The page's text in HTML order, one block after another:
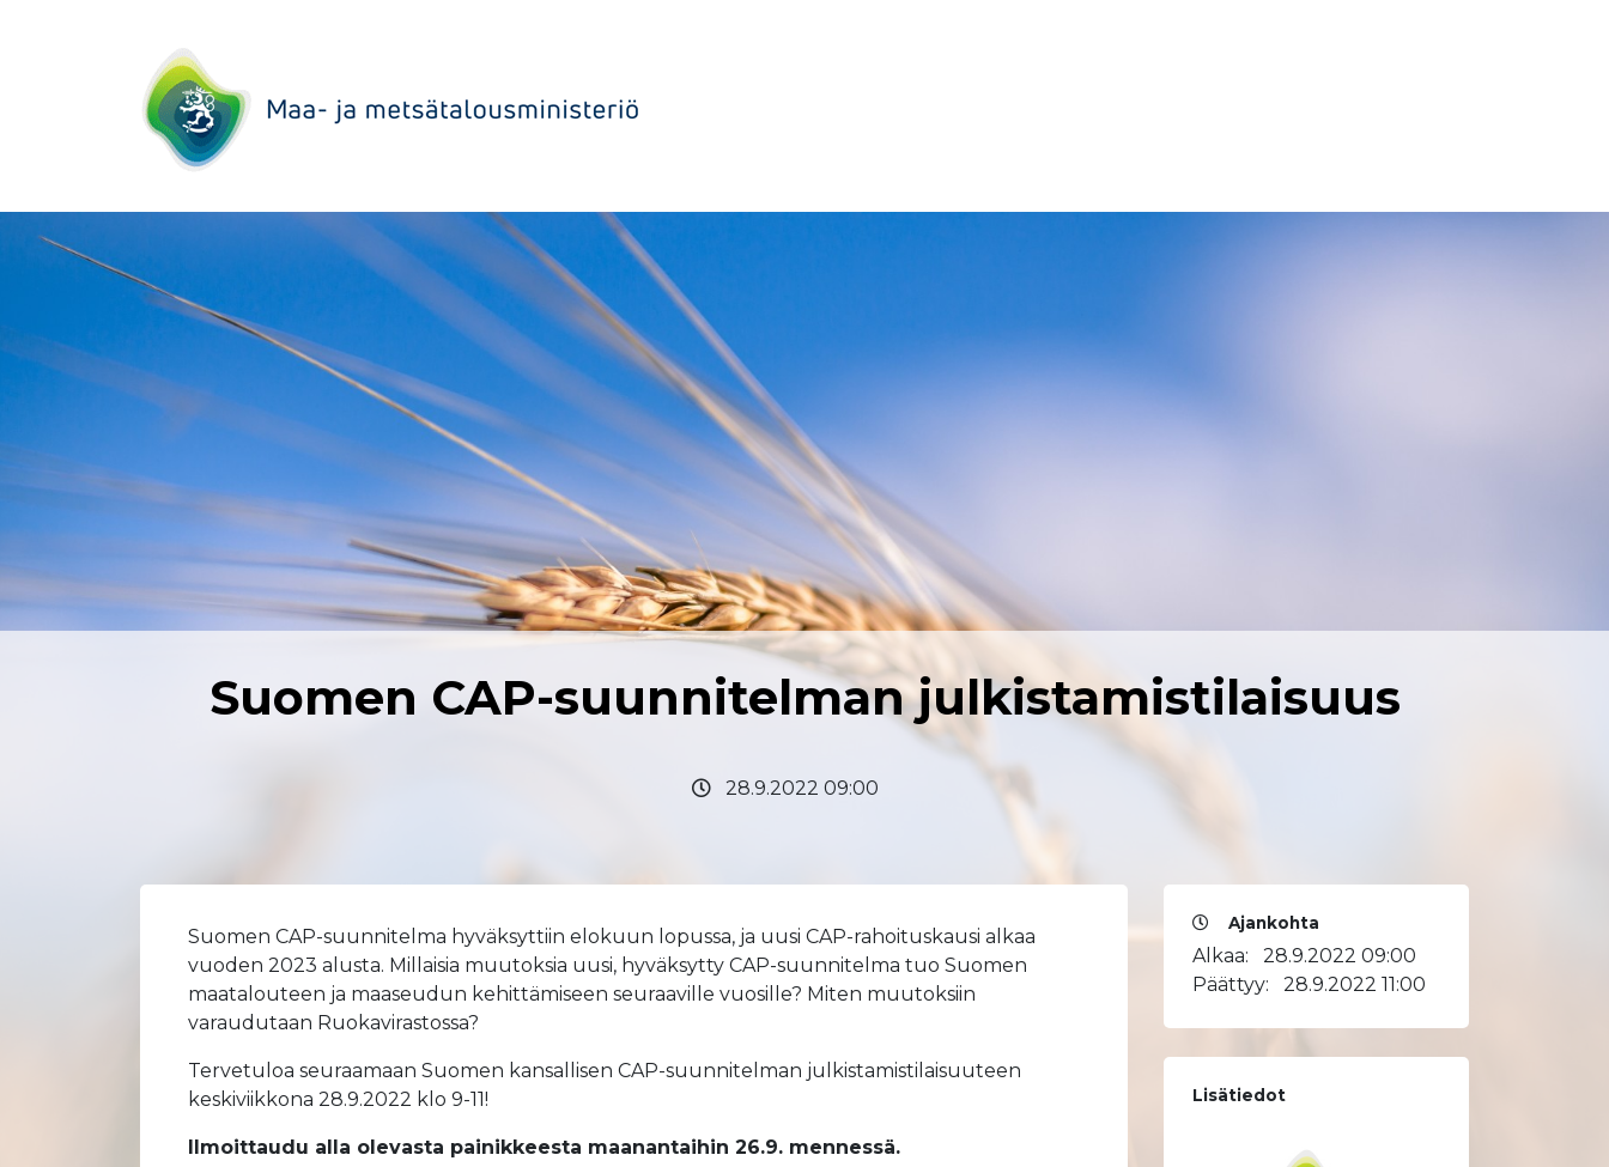
Suomen CAP-suunnitelman julkistamistilaisuus
28.9.2022 09:00
Suomen CAP-suunnitelma hyväksyttiin elokuun lopussa, ja uusi CAP-rahoituskausi alkaa
vuoden 2023 alusta. Millaisia muutoksia uusi, hyväksytty CAP-suunnitelma tuo Suomen
maatalouteen ja maaseudun kehittämiseen seuraaville vuosille? Miten muutoksiin
varaudutaan Ruokavirastossa?
Tervetuloa seuraamaan Suomen kansallisen CAP-suunnitelman julkistamistilaisuuteen
keskiviikkona 28.9.2022 klo 9-11!
llmoittaudu alla olevasta painikkeesta maanantaihin 26.9. mennessä.
Ajankohta
Alkaa: 28.9.2022 09:00
Päättyy: 28.9.2022 11:00
Lisätiedot